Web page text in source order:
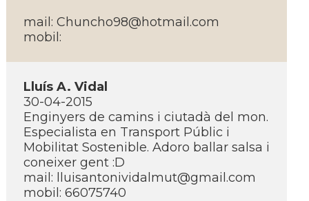
mail: Chuncho98@hotmail.com
mobil:
Lluí­s A. Vidal
30-04-2015
Enginyers de camins i ciutadà del mon.
Especialista en Transport Públic i
Mobilitat Sostenible. Adoro ballar salsa i
coneixer gent :D
mail: lluisantonividalmut@gmail.com
mobil: 66075740